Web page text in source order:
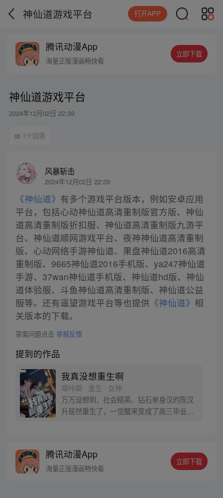
神仙道游戏平台 打开APP
腾讯动漫App
海量正版漫画畅快看
立即下载
神仙道游戏平台
2024年12月02日 22:39
1个回答
风暴斩击
2024年12月02日 22:39
《神仙道》 有多个游戏平台版本，例如安卓应用
平台，包括心动神仙道高清重制版官方版、神仙
道高清重制版折扣服、神仙道高清重制版九游平
台、神仙道顺网游戏平台、夜神神仙道高清重制
版、心动网络手游神仙道、果盘神仙道2016高清
重制版、9665神仙道2016手机版、ya247神仙道
手游、37wan神仙道手机版、神仙道hd版、神仙
道体验服、斗鱼神仙道高清重制版、神仙道公益
服等。还有遥望游戏平台等也提供 《神仙道》 相
关版本的下载。
答案问题点击 举报反馈
提到的作品
我真没想重生啊
噼咔噼 · 重生 · 女神
万万没想到，社会精英、钻石单身汉的陈汉
升居然重生了，一觉醒来变成了高三毕业
腾讯动漫App
海量正版漫画畅快看
立即下载